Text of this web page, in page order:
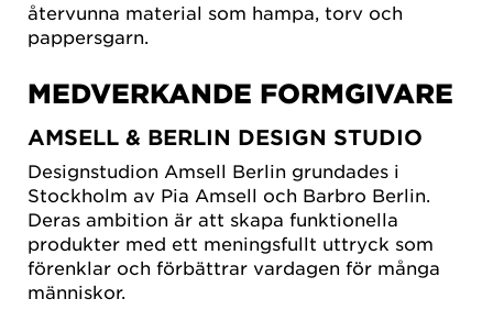
återvunna material som hampa, torv och
pappersgarn.
MEDVERKANDE FORMGIVARE
AMSELL & BERLIN DESIGN STUDIO
Designstudion Amsell Berlin grundades i
Stockholm av Pia Amsell och Barbro Berlin.
Deras ambition är att skapa funktionella
produkter med ett meningsfullt uttryck som
förenklar och förbättrar vardagen för många
människor.